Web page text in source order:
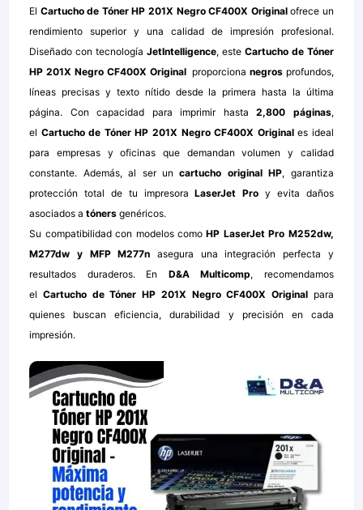
El Cartucho de Tóner HP 201X Negro CF400X Originalofrece un
rendimiento superior y una calidad de impresión profesional.
Diseñado con tecnologíaJetIntelligence, este Cartucho de Tóner
HP 201X Negro CF400X Original proporciona negros profundos,
líneas precisas y texto nítido desde la primera hasta la última
página. Con capacidad para imprimir hasta 2,800 páginas,
el Cartucho de Tóner HP 201X Negro CF400X Originales ideal
para empresas y oficinas que demandan volumen y calidad
constante. Además, al ser uncartucho original HP, garantiza
protección total de tu impresora LaserJet Pro y evita daños
asociados a tóners genéricos.
Su compatibilidad con modelos como HP LaserJet Pro M252dw,
M277dw y MFP M277n asegura una integración perfecta y
resultados duraderos. En D&A Multicomp, recomendamos
el Cartucho de Tóner HP 201X Negro CF400X Original para
quienes buscan eficiencia, durabilidad y precisión en cada
impresión.